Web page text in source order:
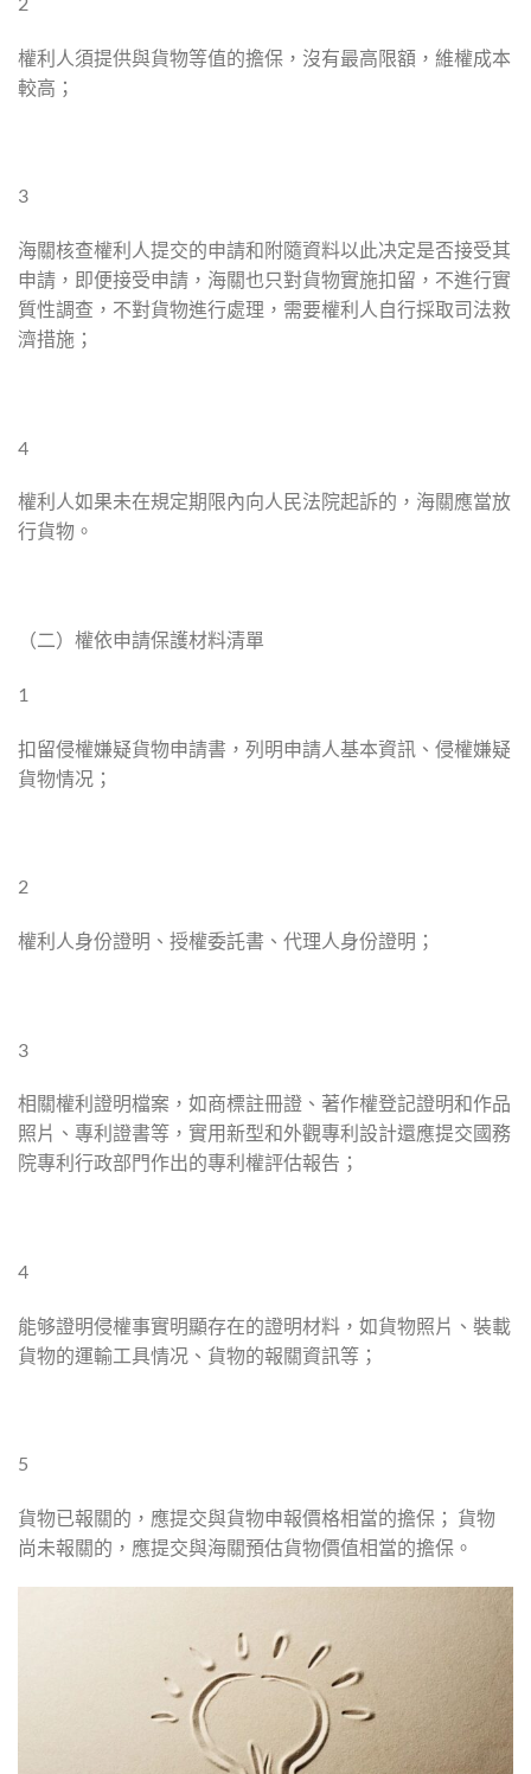
權利人須提供與貨物等值的擔保，沒有最高限額，維權成本
較高；
3
海關核查權利人提交的申請和附隨資料以此决定是否接受其
申請，即便接受申請，海關也只對貨物實施扣留，不進行實
質性調查，不對貨物進行處理，需要權利人自行採取司法救
濟措施；
4
權利人如果未在規定期限內向人民法院起訴的，海關應當放
行貨物。
（二）權依申請保護材料清單
1
扣留侵權嫌疑貨物申請書，列明申請人基本資訊、侵權嫌疑
貨物情况；
2
權利人身份證明、授權委託書、代理人身份證明；
3
相關權利證明檔案，如商標註冊證、著作權登記證明和作品
照片、專利證書等，實用新型和外觀專利設計還應提交國務
院專利行政部門作出的專利權評估報告；
4
能够證明侵權事實明顯存在的證明材料，如貨物照片、裝載
貨物的運輸工具情况、貨物的報關資訊等；
5
貨物已報關的，應提交與貨物申報價格相當的擔保； 貨物
尚未報關的，應提交與海關預估貨物價值相當的擔保。